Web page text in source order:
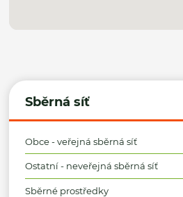
Sběrná síť
Obce - veřejná sběrná síť
Ostatní - neveřejná sběrná síť
Sběrné prostředky